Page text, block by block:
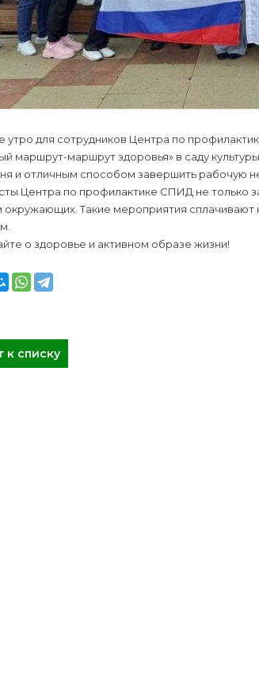
утро для сотрудников Центра по
маршрут-маршрут здоровья» в саду
и отличным способом завершить рабочую
Центра по профилактике СПИД не только
Такие мероприятия
о здоровье и активном образе жизни!
к списку